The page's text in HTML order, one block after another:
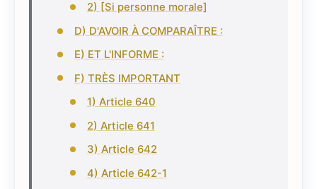
2) [Si personne morale]
D) D'AVOIR À COMPARAÎTRE :
E) ET L'INFORME :
F) TRÈS IMPORTANT
1) Article 640
2) Article 641
3) Article 642
4) Article 642-1